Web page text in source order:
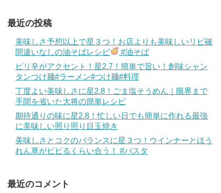
最近の投稿
美味しさ予想以上で星３つ！お店よりも美味しいリピ確
間違いなしの油そばレシピ
#油そば
ピリ辛がアクセント！星2.7！簡単で旨い！創味シャン
タンつけ麺#ラーメン#つけ麺#料理
丁度よい美味しさに星2.8！ごま塩そうめん｜限界まで
手間を省いた大将の簡単レシピ
期待通りの味に星2.8！忙しい日でも簡単に作れる最強
に美味しい照り照り目玉焼き
美味しさとコクのバランスに星３つ！ウインナーとほう
れん草がビビるくらい合う！ #パスタ
最近のコメント